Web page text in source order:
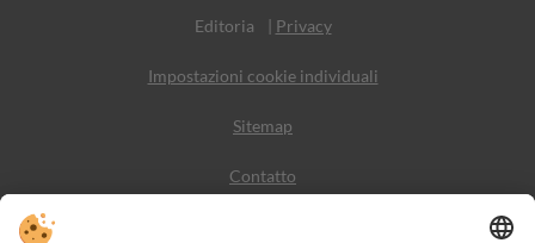
Editoria
| Privacy
Impostazioni cookie individuali
Sitemap
Contatto